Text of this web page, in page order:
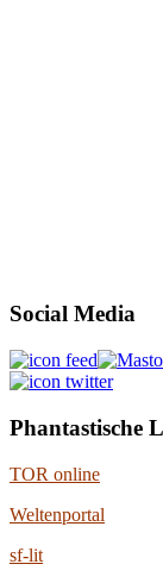
Social Media
Phantastische
TOR online
Weltenportal
sf-lit